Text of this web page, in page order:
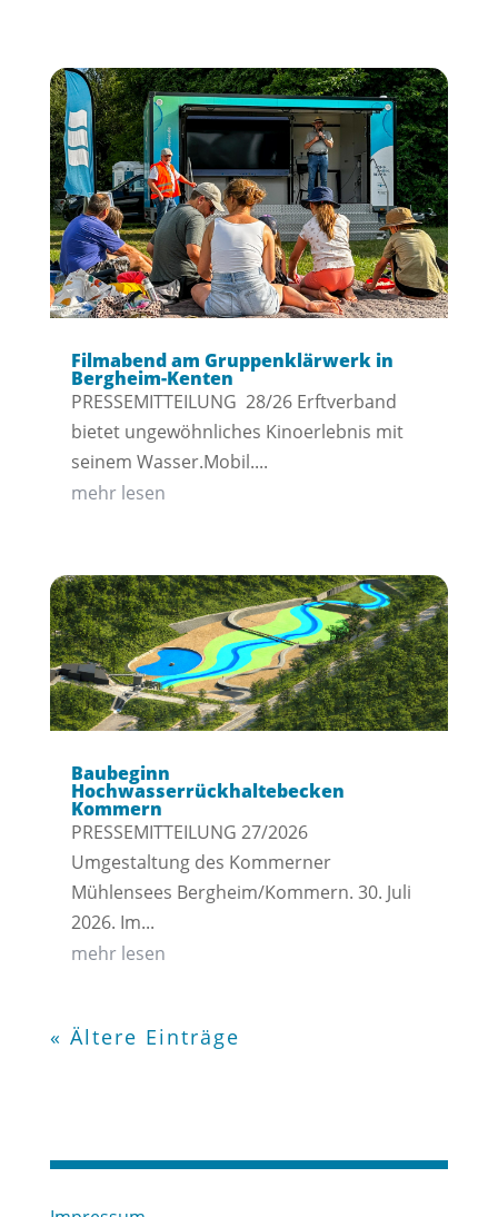
Filmabend am Gruppenklärwerk in
Bergheim-Kenten
PRESSEMITTEILUNG 28/26 Erftverband
bietet ungewöhnliches Kinoerlebnis mit
seinem Wasser.Mobil....
mehr lesen
Baubeginn
Hochwasserrückhaltebecken
Kommern
PRESSEMITTEILUNG 27/2026
Umgestaltung des Kommerner
Mühlensees Bergheim/Kommern. 30. Juli
2026. Im...
mehr lesen
« Ältere Einträge